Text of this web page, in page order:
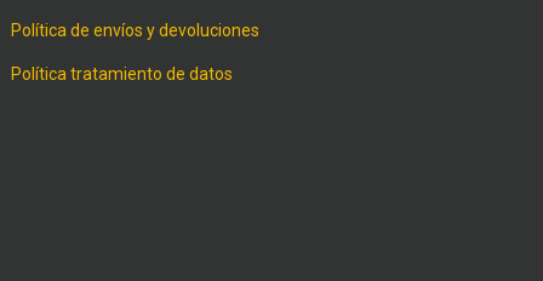
Política de envíos y devoluciones
Política tratamiento de datos